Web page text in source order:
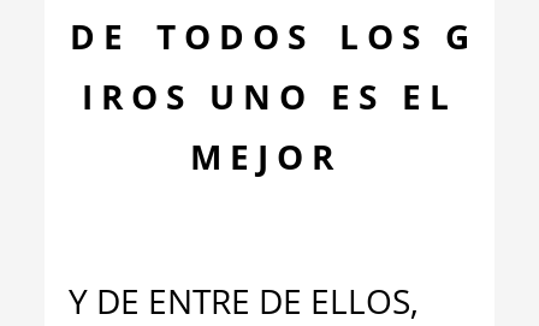
D E T O D O S L O S G
I R O S U N O E S E L
M E J O R
Y DE ENTRE DE ELLOS,